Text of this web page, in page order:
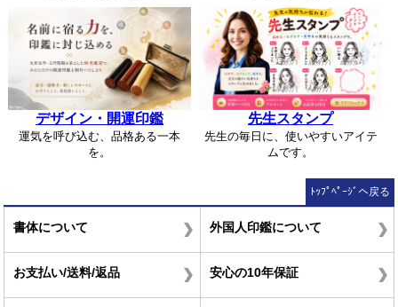
デザイン・開運印鑑
運気を呼び込む、品格ある一本
を。
先生スタンプ
先生の毎日に、使いやすいアイテ
ムです。
ﾄｯﾌﾟﾍﾟｰｼﾞへ戻る
書体について 外国人印鑑について
お支払い/送料/返品 安心の10年保証